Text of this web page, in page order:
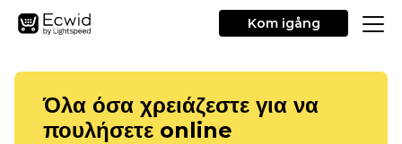
Kom igång
Όλα όσα χρειάζεστε για να
πουλήσετε online